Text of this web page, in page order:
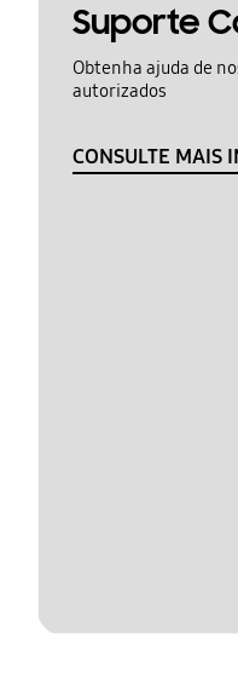
Suporte
Obtenha ajuda de
autorizados
CONSULTE MAIS